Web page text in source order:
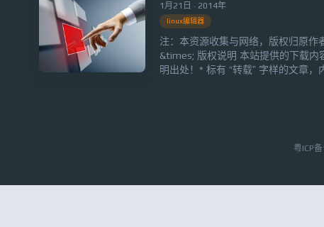
1月21日 · 2014年
linux编辑器
注：本资源收集与网络，版权归原作
&times; 版权说明 本站提供的下载内
明出处！* 标有 “转载” 字样的文章
粤ICP